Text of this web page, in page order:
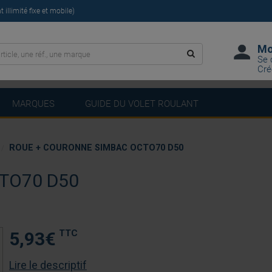
illimité fixe et mobile)
Se
MARQUES GUIDE DU VOLET ROULANT
D50
5,93€ TTC
Lire le descriptif
ROUE + COURONNE SIMBAC OCTO70 D50